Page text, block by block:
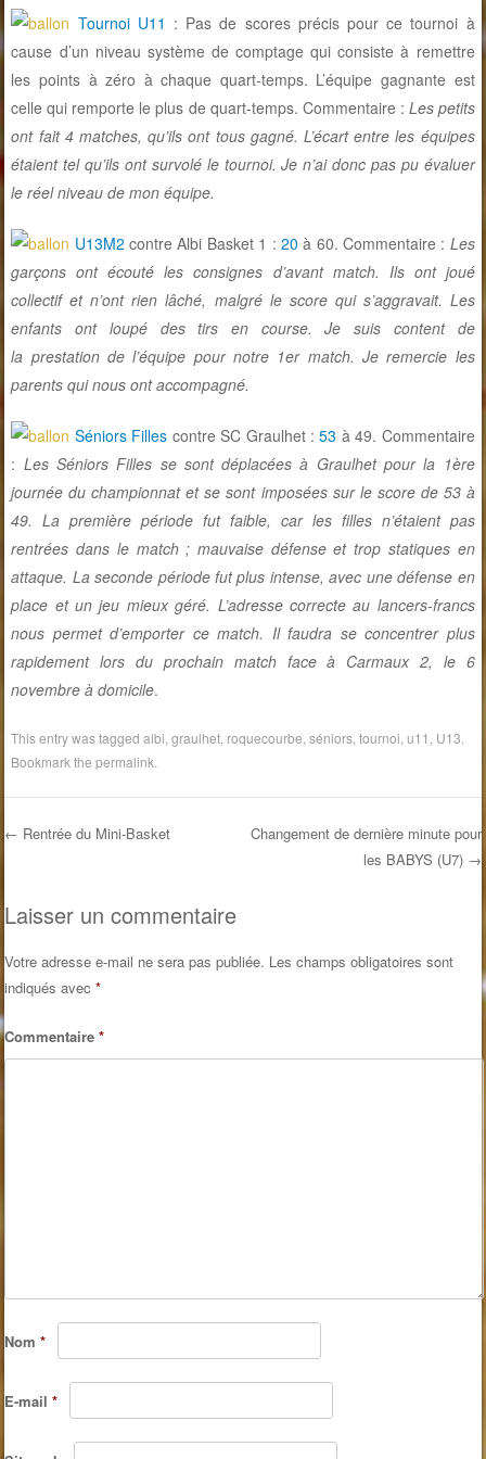
Tournoi U11 : Pas de scores précis pour ce tournoi à
cause d’un niveau système de comptage qui consiste à remettre
les points à zéro à chaque quart-temps. L’équipe gagnante est
celle qui remporte le plus de quart-temps. Commentaire : Les petits
ont fait 4 matches, qu’ils ont tous gagné. L’écart entre les équipes
étaient tel qu’ils ont survolé le tournoi. Je n’ai donc pas pu évaluer
le réel niveau de mon équipe.
U13M2contre Albi Basket 1 : 20 à 60. Commentaire : Les
garçons ont écouté les consignes d’avant match. Ils ont joué
collectif et n’ont rien lâché, malgré le score qui s’aggravait. Les
enfants ont loupé des tirs en course. Je suis content de
la prestation de l’équipe pour notre 1er match. Je remercie les
parents qui nous ont accompagné.
Séniors Filles contre SC Graulhet :53 à 49. Commentaire
: Les Séniors Filles se sont déplacées à Graulhet pour la 1ère
journée du championnat et se sont imposées sur le score de 53 à
49. La première période fut faible, car les filles n’étaient pas
rentrées dans le match ; mauvaise défense et trop statiques en
attaque. La seconde période fut plus intense, avec une défense en
place et un jeu mieux géré. L’adresse correcte au lancers-francs
nous permet d’emporter ce match. Il faudra se concentrer plus
rapidement lors du prochain match face à Carmaux 2, le 6
novembre à domicile.
This entry was taggedalbi ,graulhet roquecourbe ,séniors ,tournoi ,u11 U13
Bookmark thepermalink
← Rentrée du Mini-Basket
Changement de dernière minute pour
les BABYS (U7) →
Laisser un commentaire
Votre adresse e-mail ne sera pas publiée. Les champs obligatoires sont
indiqués avec*
Commentaire*
Nom*
E-mail*